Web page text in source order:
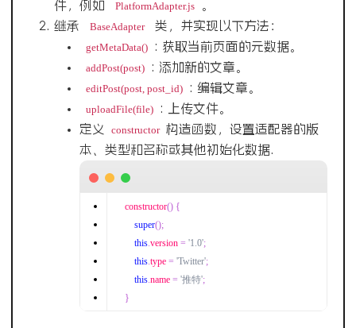
件，例如
PlatformAdapter.js
。
继承
BaseAdapter
类，并实现以下方法：
getMetaData() : 获取当前页面的元数据。
addPost(post) : 添加新的文章。
editPost(post, post_id) : 编辑文章。
uploadFile(file) : 上传文件。
定义
constructor 构造函数，设置适配器的版
本、类型和名称或其他初始化数据.
constructor() {
super();
this.version = '1.0';
this.type = 'Twitter';
this.name = '推特';
}